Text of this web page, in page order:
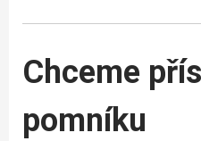
Chceme
pomníku